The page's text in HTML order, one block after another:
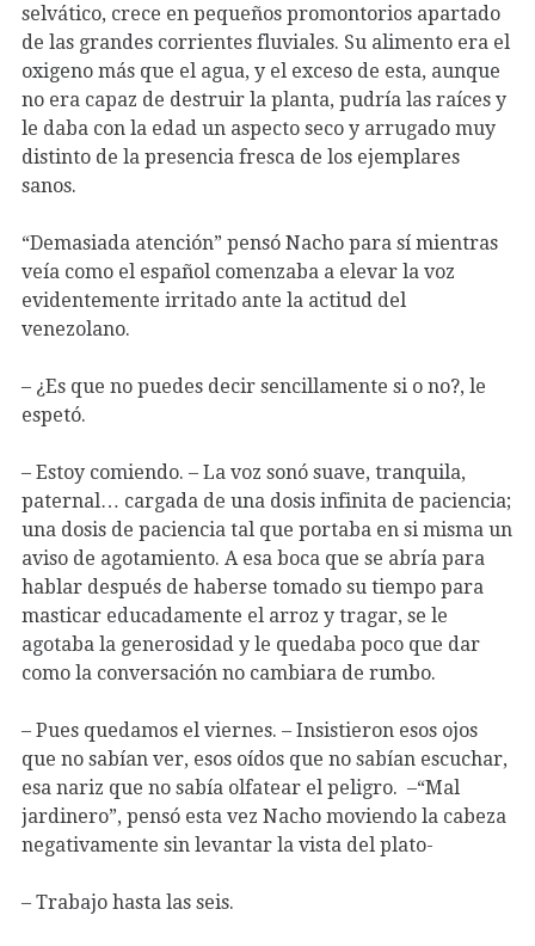
selvático, crece en pequeños promontorios apartado
de las grandes corrientes fluviales. Su alimento era el
oxigeno más que el agua, y el exceso de esta, aunque
no era capaz de destruir la planta, pudría las raíces y
le daba con la edad un aspecto seco y arrugado muy
distinto de la presencia fresca de los ejemplares
sanos.
“Demasiada atención” pensó Nacho para sí mientras
veía como el español comenzaba a elevar la voz
evidentemente irritado ante la actitud del
venezolano.
– ¿Es que no puedes decir sencillamente si o no?, le
espetó.
– Estoy comiendo. – La voz sonó suave, tranquila,
paternal… cargada de una dosis infinita de paciencia;
una dosis de paciencia tal que portaba en si misma un
aviso de agotamiento. A esa boca que se abría para
hablar después de haberse tomado su tiempo para
masticar educadamente el arroz y tragar, se le
agotaba la generosidad y le quedaba poco que dar
como la conversación no cambiara de rumbo.
– Pues quedamos el viernes. – Insistieron esos ojos
que no sabían ver, esos oídos que no sabían escuchar,
esa nariz que no sabía olfatear el peligro. –“Mal
jardinero”, pensó esta vez Nacho moviendo la cabeza
negativamente sin levantar la vista del plato-
– Trabajo hasta las seis.